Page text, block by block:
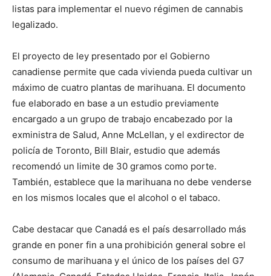
listas para implementar el nuevo régimen de cannabis
legalizado.
El proyecto de ley presentado por el Gobierno
canadiense permite que cada vivienda pueda cultivar un
máximo de cuatro plantas de marihuana. El documento
fue elaborado en base a un estudio previamente
encargado a un grupo de trabajo encabezado por la
exministra de Salud, Anne McLellan, y el exdirector de
policía de Toronto, Bill Blair, estudio que además
recomendó un limite de 30 gramos como porte.
También, establece que la marihuana no debe venderse
en los mismos locales que el alcohol o el tabaco.
Cabe destacar que Canadá es el país desarrollado más
grande en poner fin a una prohibición general sobre el
consumo de marihuana y el único de los países del G7